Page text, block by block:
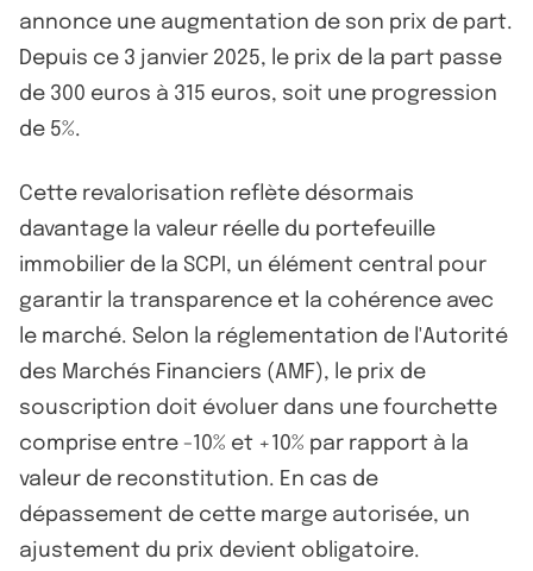
annonce une augmentation de son prix de part.
Depuis ce 3 janvier 2025, le prix de la part passe
de 300 euros à 315 euros, soit une progression
de 5%.
Cette revalorisation reflète désormais
davantage la valeur réelle du portefeuille
immobilier de la SCPI, un élément central pour
garantir la transparence et la cohérence avec
le marché. Selon la réglementation de l'Autorité
des Marchés Financiers (AMF), le prix de
souscription doit évoluer dans une fourchette
comprise entre -10% et +10% par rapport à la
valeur de reconstitution. En cas de
dépassement de cette marge autorisée, un
ajustement du prix devient obligatoire.